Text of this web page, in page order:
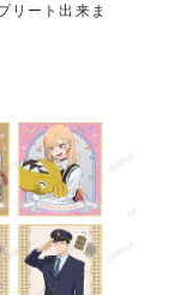
リート出来ま